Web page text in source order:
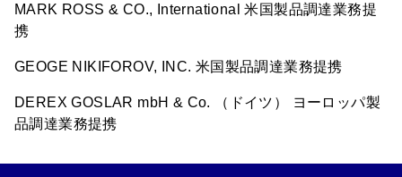
MARK ROSS & CO., International 米国製品調達業務提
携
GEOGE NIKIFOROV, INC. 米国製品調達業務提携
DEREX GOSLAR mbH & Co. （ドイツ） ヨーロッパ製
品調達業務提携